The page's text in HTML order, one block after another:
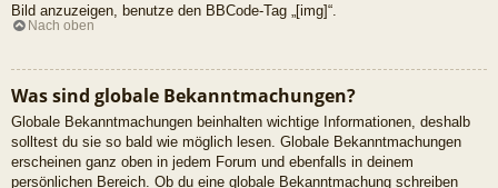
Bild anzuzeigen, benutze den BBCode-Tag „[img]“.
Nach oben
Was sind globale Bekanntmachungen?
Globale Bekanntmachungen beinhalten wichtige Informationen, deshalb
solltest du sie so bald wie möglich lesen. Globale Bekanntmachungen
erscheinen ganz oben in jedem Forum und ebenfalls in deinem
persönlichen Bereich. Ob du eine globale Bekanntmachung schreiben